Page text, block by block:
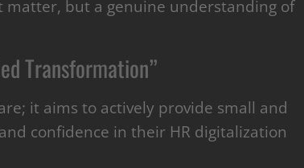
but a genuine understanding of
Transformation”
it aims to actively provide small and
confidence in their HR digitalization